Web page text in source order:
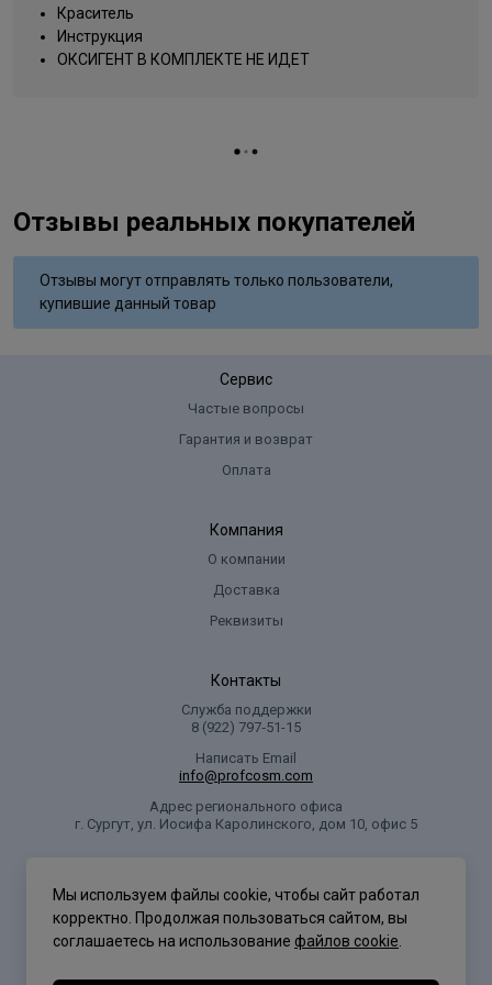
Название цвета
Вид деятельности
Краситель
Инструкция
ОКСИГЕНТ В КОМПЛЕКТЕ НЕ ИДЕТ
Отзывы реальных покупателей
Отзывы могут отправлять только пользователи,
купившие данный товар
Сервис
Частые вопросы
Гарантия и возврат
Оплата
Компания
О компании
Доставка
Реквизиты
Контакты
Служба поддержки
8 (922) 797‑51-15
Написать Email
info@profcosm.com
Адрес регионального офиса
г. Сургут, ул. Иосифа Каролинского, дом 10, офис 5
Мы используем файлы cookie, чтобы сайт работал
корректно. Продолжая пользоваться сайтом, вы
соглашаетесь на использование файлов cookie